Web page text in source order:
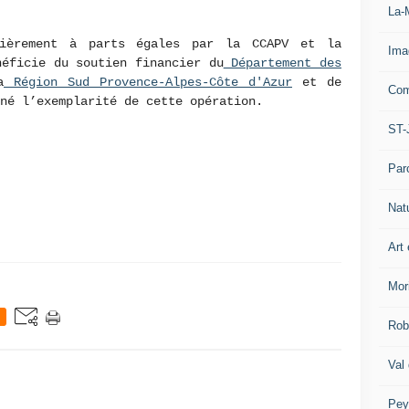
à parts égales par la CCAPV et la
du soutien financier duDépartement des
Région Sud Provence-Alpes-Côte d'Azur et de
l’exemplarité de cette opération.
La-
ST-
Art
Val